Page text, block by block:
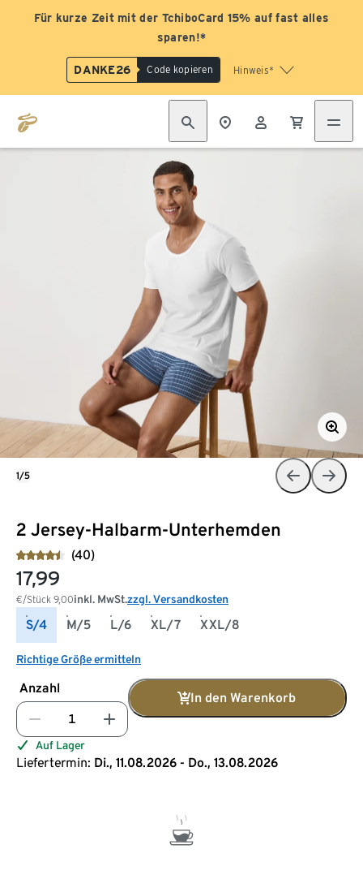
Für kurze Zeit mit der TchiboCard 15% auf fast alles
sparen!*
DANKE26 Code kopieren Hinweis*
2 Jersey-Halbarm-Unterhemden
(40)
17,99
€/Stück 9,00inkl. MwSt.zzgl. Versandkosten
S/4 M/5 L/6 XL/7 XXL/8
Richtige Größe ermitteln
Anzahl
In den Warenkorb
Auf Lager
Liefertermin: Di., 11.08.2026 - Do., 13.08.2026
1/5